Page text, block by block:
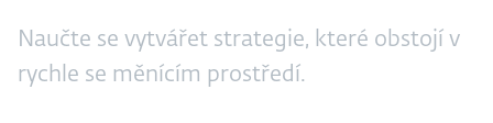
Naučte se vytvářet strategie, které obstojí v
rychle se měnícím prostředí.